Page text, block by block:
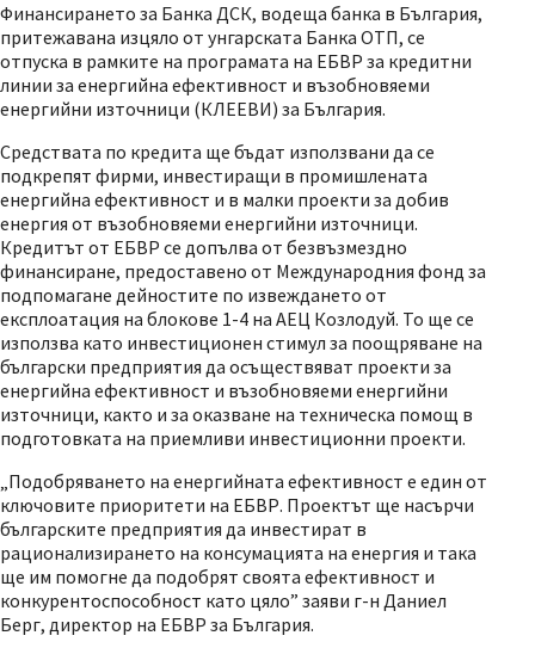
Финансирането за Банка ДСК, водеща банка в България,
притежавана изцяло от унгарската Банка ОТП, се
отпуска в рамките на програмата на ЕБВР за кредитни
линии за енергийна ефективност и възобновяеми
енергийни източници (КЛЕЕВИ) за България.
Средствата по кредита ще бъдат използвани да се
подкрепят фирми, инвестиращи в промишлената
енергийна ефективност и в малки проекти за добив
енергия от възобновяеми енергийни източници.
Кредитът от ЕБВР се допълва от безвъзмездно
финансиране, предоставено от Международния фонд за
подпомагане дейностите по извеждането от
експлоатация на блокове 1-4 на АЕЦ Козлодуй. То ще се
използва като инвестиционен стимул за поощряване на
български предприятия да осъществяват проекти за
енергийна ефективност и възобновяеми енергийни
източници, както и за оказване на техническа помощ в
подготовката на приемливи инвестиционни проекти.
„Подобряването на енергийната ефективност е един от
ключовите приоритети на ЕБВР. Проектът ще насърчи
българските предприятия да инвестират в
рационализирането на консумацията на енергия и така
ще им помогне да подобрят своята ефективност и
конкурентоспособност като цяло” заяви г-н Даниел
Берг, директор на ЕБВР за България.